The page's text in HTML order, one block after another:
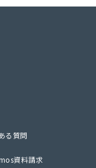
る質問
資料請求